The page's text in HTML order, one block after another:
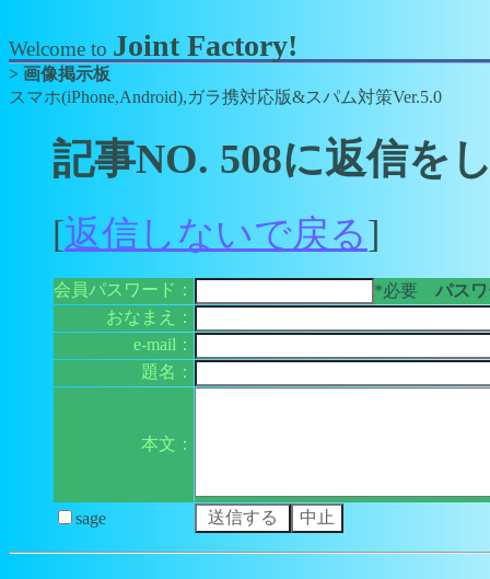
Welcome to Joint Factory!
> 画像掲示板
スマホ(iPhone,Android),ガラ携対応版&スパム対策Ver.5.0
記事NO. 508に返信を
[返信しないで戻る]
会員パスワード： *必要 パス
おなまえ：
e-mail：
題名：
本文：
sage